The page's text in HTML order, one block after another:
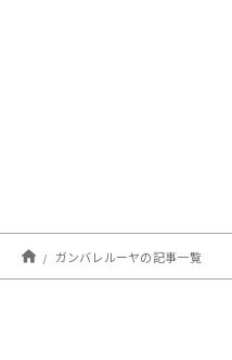
ガンバレルーヤの記事一覧